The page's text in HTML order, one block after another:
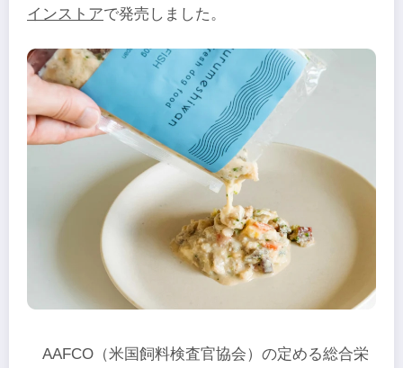
インストアで発売しました。
AAFCO（米国飼料検査官協会）の定める総合栄